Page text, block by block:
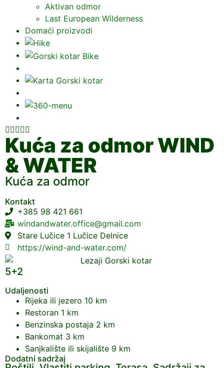
Aktivan odmor
Last European Wilderness
Domaći proizvodi

Kuća za odmor WIND
& WATER
Kuća za odmor
Kontakt
+385 98 421 661
windandwater.office@gmail.com
Stare Lučice 1 Lučice Delnice
https://wind-and-water.com/
5+2
Udaljenosti
Rijeka ili jezero 10 km
Restoran 1 km
Benzinska postaja 2 km
Bankomat 3 km
Sanjkalište ili skijalište 9 km
Dodatni sadržaj